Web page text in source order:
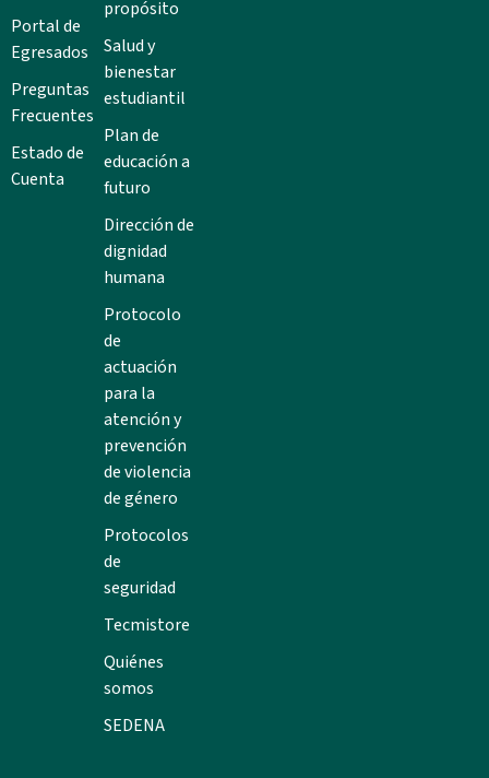
Portal de
Egresados
Preguntas
Frecuentes
Estado de
Cuenta
propósito
Salud y
bienestar
estudiantil
Plan de
educación a
futuro
Dirección de
dignidad
humana
Protocolo
de
actuación
para la
atención y
prevención
de violencia
de género
Protocolos
de
seguridad
Tecmistore
Quiénes
somos
SEDENA